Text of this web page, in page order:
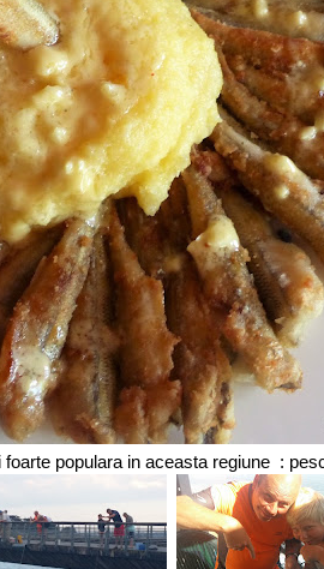
populara in aceasta regiune :